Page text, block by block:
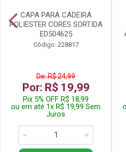
CAPA PARA CADEIRA
POLIESTER CORES SORTIDA
ED504625
Código: 228817
De: R$ 24,99
Por: R$ 19,99
Pix 5% OFF R$ 18,99
ou em até 1x R$ 19,99 Sem
Juros